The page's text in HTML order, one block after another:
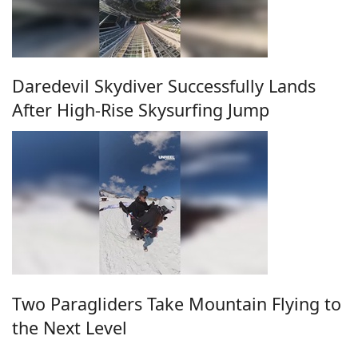
Daredevil Skydiver Successfully Lands
After High-Rise Skysurfing Jump
Two Paragliders Take Mountain Flying to
the Next Level